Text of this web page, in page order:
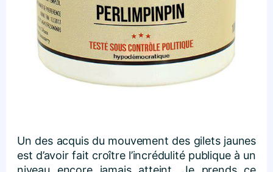
Un des acquis du mouvement des gilets jaunes
est d’avoir fait croître l’incrédulité publique à un